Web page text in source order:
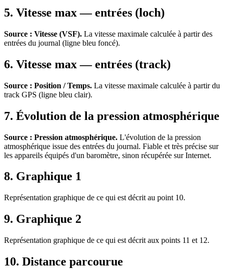
5. Vitesse max — entrées (loch)
Source : Vitesse (VSF). La vitesse maximale calculée à partir des
entrées du journal (ligne bleu foncé).
6. Vitesse max — entrées (track)
Source : Position / Temps. La vitesse maximale calculée à partir du
track GPS (ligne bleu clair).
7. Évolution de la pression atmosphérique
Source : Pression atmosphérique. L'évolution de la pression
atmosphérique issue des entrées du journal. Fiable et très précise sur
les appareils équipés d'un baromètre, sinon récupérée sur Internet.
8. Graphique 1
Représentation graphique de ce qui est décrit au point 10.
9. Graphique 2
Représentation graphique de ce qui est décrit aux points 11 et 12.
10. Distance parcourue